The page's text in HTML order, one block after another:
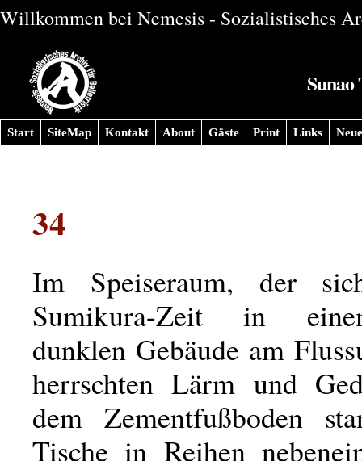
Willkommen bei Nemesis - Sozialistisches
Sunao
Start SiteMap Kontakt About Gäste Print Links
34
Im Speiseraum, der
Sumikura-Zeit in
dunklen Gebäude am
herrschten Lärm und
dem Zementfußboden
Tische in Reihen